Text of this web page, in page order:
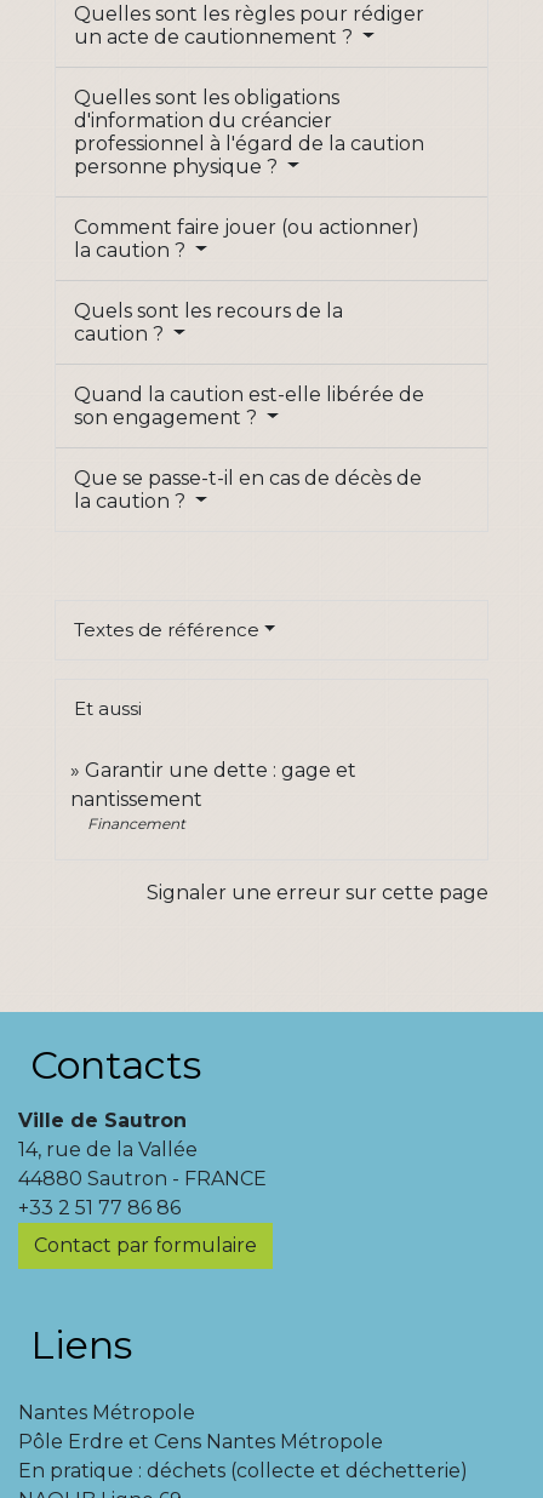
Quelles sont les règles pour rédiger
un acte de cautionnement ?
Quelles sont les obligations
d'information du créancier
professionnel à l'égard de la caution
personne physique ?
Comment faire jouer (ou actionner)
la caution ?
Quels sont les recours de la
caution ?
Quand la caution est-elle libérée de
son engagement ?
Que se passe-t-il en cas de décès de
la caution ?
Textes de référence
Et aussi
Garantir une dette : gage et
nantissement
Financement
Signaler une erreur sur cette page
Contacts
Ville de Sautron
14, rue de la Vallée
44880 Sautron - FRANCE
+33 2 51 77 86 86
Contact par formulaire
Liens
Nantes Métropole
Pôle Erdre et Cens Nantes Métropole
En pratique : déchets (collecte et déchetterie)